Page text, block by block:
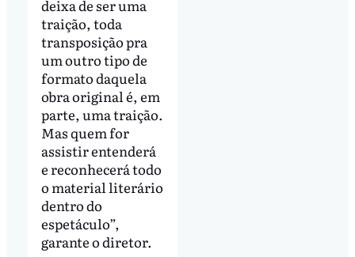
deixa de ser uma
traição, toda
transposição pra
um outro tipo de
formato daquela
obra original é, em
parte, uma traição.
Mas quem for
assistir entenderá
e reconhecerá todo
o material literário
dentro do
espetáculo”,
garante o diretor.